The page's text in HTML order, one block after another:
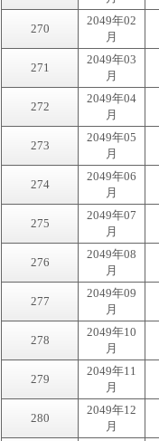
270
2049年02
月
271
2049年03
月
272
2049年04
月
273
2049年05
月
274
2049年06
月
275
2049年07
月
276
2049年08
月
277
2049年09
月
278
2049年10
月
279
2049年11
月
280
2049年12
月